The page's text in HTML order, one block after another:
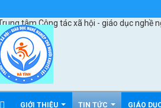
GIỚI THIỆU TIN TỨC GIÁO